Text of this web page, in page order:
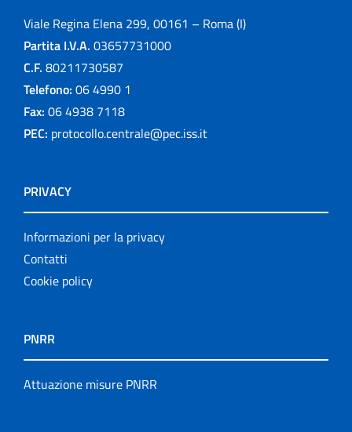
Viale Regina Elena 299, 00161 – Roma (I)
Partita I.V.A. 03657731000
C.F. 80211730587
Telefono: 06 4990 1
Fax: 06 4938 7118
PEC: protocollo.centrale@pec.iss.it
PRIVACY
Informazioni per la privacy
Contatti
Cookie policy
PNRR
Attuazione misure PNRR